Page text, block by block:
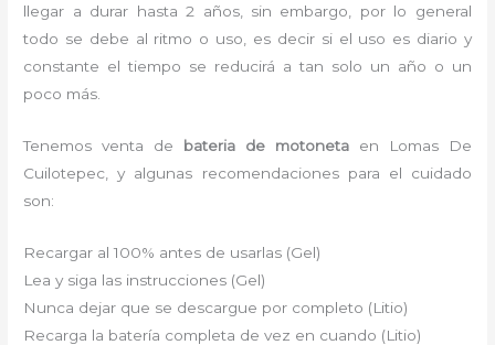
llegar a durar hasta 2 años, sin embargo, por lo general
todo se debe al ritmo o uso, es decir si el uso es diario y
constante el tiempo se reducirá a tan solo un año o un
poco más.
Tenemos venta de bateria de motoneta
en Lomas De
Cuilotepec, y algunas recomendaciones para el cuidado
son:
Recargar al 100% antes de usarlas (Gel)
Lea y siga las instrucciones (Gel)
Nunca dejar que se descargue por completo (Litio)
Recarga la batería completa de vez en cuando (Litio)